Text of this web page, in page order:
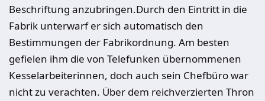
Beschriftung anzubringen.Durch den Eintritt in die
Fabrik unterwarf er sich automatisch den
Bestimmungen der Fabrikordnung. Am besten
gefielen ihm die von Telefunken übernommenen
Kesselarbeiterinnen, doch auch sein Chefbüro war
nicht zu verachten. Über dem reichverzierten Thron